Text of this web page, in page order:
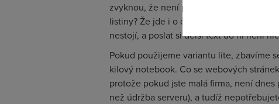
zvyknou, že není potřeba tisknout, ještě
listiny? Že jde i o čtení dlouhých
nestojí, a poslat si delší text do ní není
Pokud použijeme variantu lite, zbavíme
kilový notebook. Co se webových
protože pokud jste malá firma, není
než údržba serveru), a tudíž